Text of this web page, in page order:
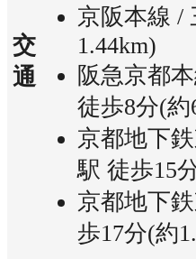
交
通
京阪本線 /
1.44km)
阪急京都
徒歩8分(約
京都地下
駅 徒歩15
京都地下
歩17分(約